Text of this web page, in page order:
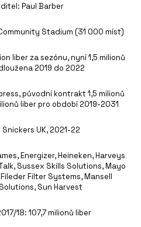
Paul Barber
Stadium (31 000 míst)
liber za sezónu, nyní 1,5 milionů
2019 do 2022
původní kontrakt 1,5 milionů
liber pro období 2019-2031
UK, 2021-22
Energizer, Heineken, Harveys
Sussex Skills Solutions, Mayo
Filter Systems, Mansell
Sun Harvest
18: 107,7 milionů liber